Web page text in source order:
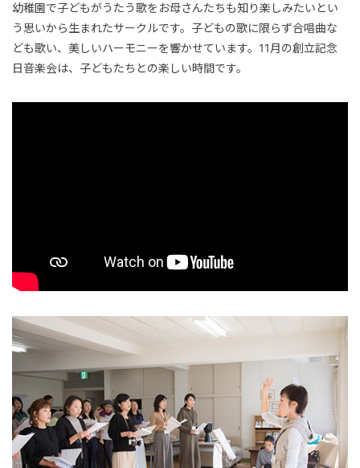
幼稚園で子どもがうたう歌をお母さんたちも知り楽しみたいとい
う思いから生まれたサークルです。子どもの歌に限らず合唱曲な
ども歌い、美しいハーモニーを響かせています。11月の創立記念
日音楽会は、子どもたちとの楽しい時間です。